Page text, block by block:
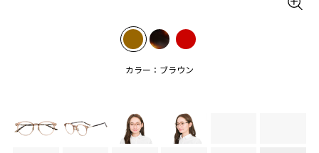
カラー：ブラウン